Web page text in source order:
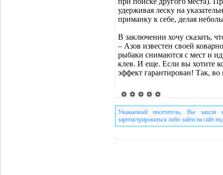
удерживая леску на
приманку к себе, делая
В заключении хочу сказать,
– Азов известен своей
рыбаки снимаются с мест и
клев. И еще. Если вы хотите
эффект гарантирован! Так,
Уважаемый посетитель, Вы зашли
зарегистрироваться либо зайти на сайт